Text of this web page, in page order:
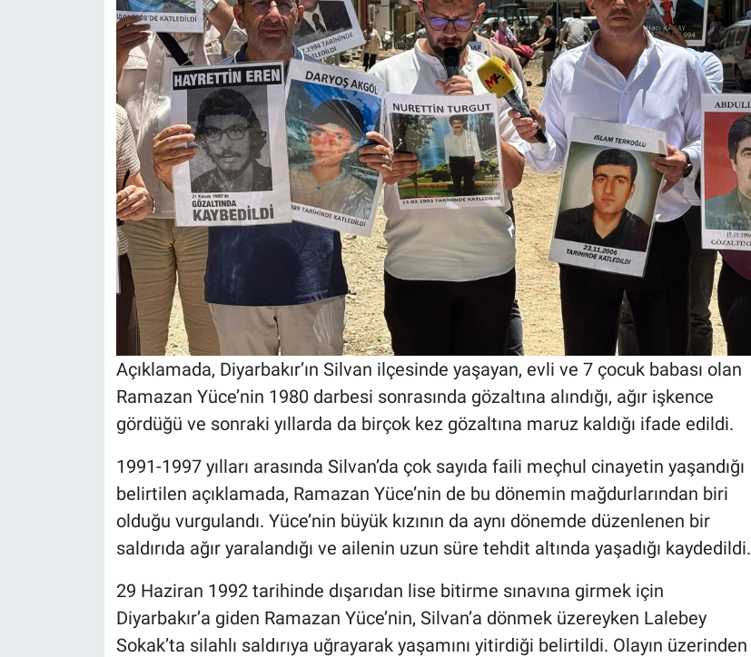
Açıklamada, Diyarbakır’ın Silvan ilçesinde yaşayan, evli ve 7 çocuk babası olan
Ramazan Yüce’nin 1980 darbesi sonrasında gözaltına alındığı, ağır işkence
gördüğü ve sonraki yıllarda da birçok kez gözaltına maruz kaldığı ifade edildi.
1991-1997 yılları arasında Silvan’da çok sayıda faili meçhul cinayetin yaşandığı
belirtilen açıklamada, Ramazan Yüce’nin de bu dönemin mağdurlarından biri
olduğu vurgulandı. Yüce’nin büyük kızının da aynı dönemde düzenlenen bir
saldırıda ağır yaralandığı ve ailenin uzun süre tehdit altında yaşadığı kaydedildi.
29 Haziran 1992 tarihinde dışarıdan lise bitirme sınavına girmek için
Diyarbakır’a giden Ramazan Yüce’nin, Silvan’a dönmek üzereyken Lalebey
Sokak’ta silahlı saldırıya uğrayarak yaşamını yitirdiği belirtildi. Olayın üzerinden